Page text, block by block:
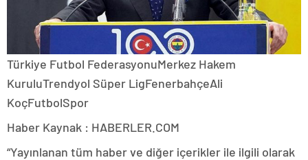
Türkiye Futbol FederasyonuMerkez Hakem
KuruluTrendyol Süper LigFenerbahçeAli
KoçFutbolSpor
Haber Kaynak : HABERLER.COM
“Yayınlanan tüm haber ve diğer içerikler ile ilgili olarak